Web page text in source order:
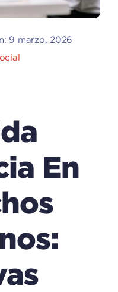
9 marzo, 2026
En